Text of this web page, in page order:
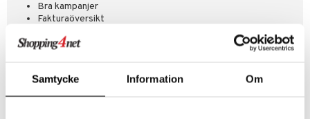
Samtycke Information Om
Bra kampanjer
Fakturaöversikt
Abonnemang
Önskelistor